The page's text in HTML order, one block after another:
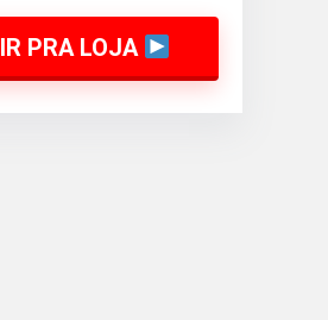
IR PRA LOJA